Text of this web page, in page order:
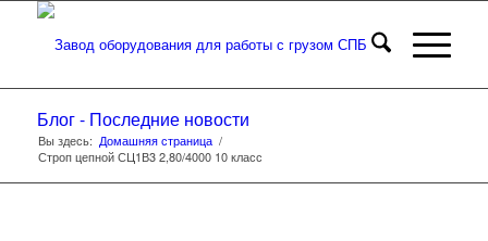
Блог - Последние новости
Вы здесь: Домашняя страница /
Строп цепной СЦ1В3 2,80/4000 10 класс